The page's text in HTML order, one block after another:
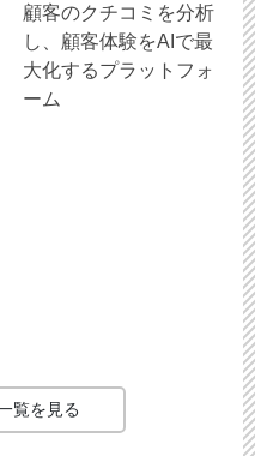
顧客のクチコミを分析
し、顧客体験をAIで最
大化するプラットフォ
ーム
覧を見る